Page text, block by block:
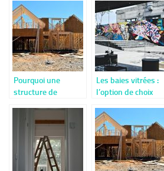
Pourquoi une
structure de
Les baies vitrées :
l’option de choix
luminosité
incomparable de la
maison